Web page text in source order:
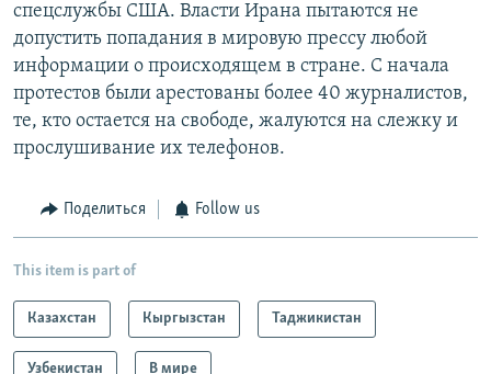
спецслужбы США. Власти Ирана пытаются не
допустить попадания в мировую прессу любой
информации о происходящем в стране. С начала
протестов были арестованы более 40 журналистов,
те, кто остается на свободе, жалуются на слежку и
прослушивание их телефонов.
Поделиться Follow us
This item is part of
Казахстан Кыргызстан Таджикистан
Узбекистан В мире